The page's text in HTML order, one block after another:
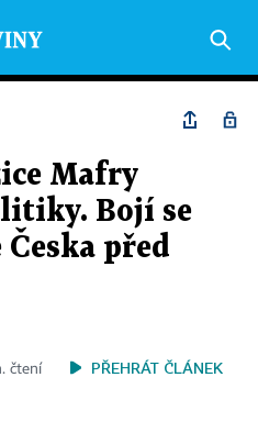
Mafry
Bojí se
před
čtení PŘEHRÁT ČLÁNEK